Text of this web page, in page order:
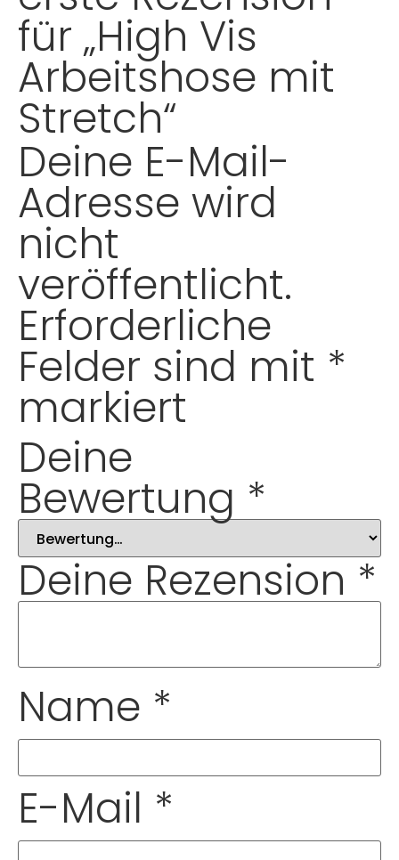
für „High Vis
Arbeitshose mit
Stretch“
Deine E-Mail-
Adresse wird
nicht
veröffentlicht.
Erforderliche
Felder sind mit *
markiert
Deine
Bewertung *
Deine Rezension *
Name *
E-Mail *